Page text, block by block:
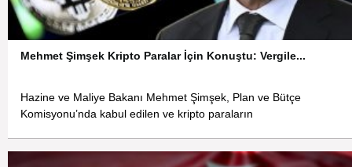
Mehmet Şimşek Kripto Paralar İçin Konuştu: Vergile...
Hazine ve Maliye Bakanı Mehmet Şimşek, Plan ve Bütçe
Komisyonu’nda kabul edilen ve kripto paraların